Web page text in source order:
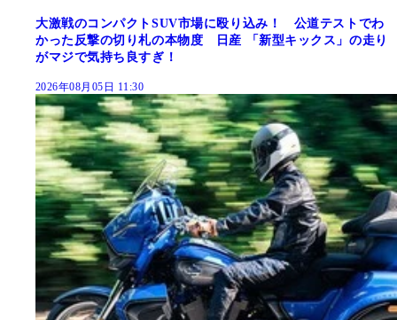
大激戦のコンパクトSUV市場に殴り込み！ 公道テストでわ
かった反撃の切り札の本物度 日産 「新型キックス」の走り
がマジで気持ち良すぎ！
2026年08月05日 11:30